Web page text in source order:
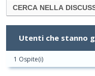
Utenti che stanno
1 Ospite(i)